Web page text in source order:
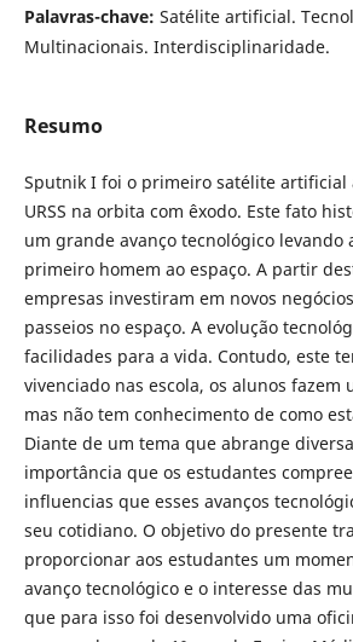
Palavras-chave: Satélite artificial.
Multinacionais. Interdisciplinaridade.
Resumo
Sputnik I foi o primeiro satélite artificial
URSS na orbita com êxodo. Este fato
um grande avanço tecnológico levando
primeiro homem ao espaço. A partir
empresas investiram em novos
passeios no espaço. A evolução
facilidades para a vida. Contudo, este
vivenciado nas escola, os alunos fazem
mas não tem conhecimento de como
Diante de um tema que abrange
importância que os estudantes
influencias que esses avanços
seu cotidiano. O objetivo do presente
proporcionar aos estudantes um
avanço tecnológico e o interesse das
que para isso foi desenvolvido uma